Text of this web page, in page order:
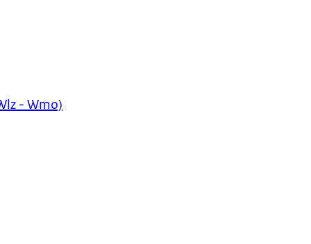
- Wmo)